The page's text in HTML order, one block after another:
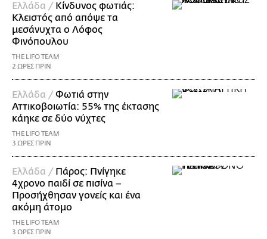
Ελλάδα / Κίνδυνος φωτιάς:
Κλειστός από απόψε τα
μεσάνυχτα ο Λόφος
Φινόπουλου
THE LIFO TEAM
2 ΩΡΕΣ ΠΡΙΝ
Ελλάδα /Φωτιά στην
Αττικοβοιωτία: 55% της έκτασης
κάηκε σε δύο νύχτες
THE LIFO TEAM
3 ΩΡΕΣ ΠΡΙΝ
Ελλάδα / Πάρος: Πνίγηκε
4χρονο παιδί σε πισίνα –
Προσήχθησαν γονείς και ένα
ακόμη άτομο
THE LIFO TEAM
3 ΩΡΕΣ ΠΡΙΝ